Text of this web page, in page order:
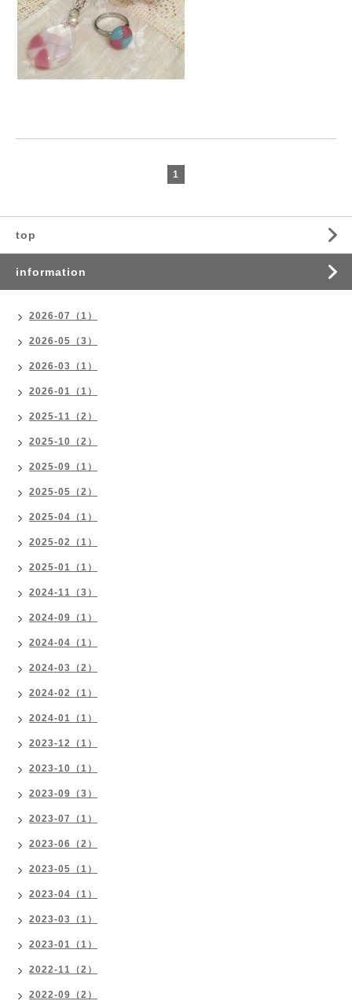
1
top
information
2026-07（1）
2026-05（3）
2026-03（1）
2026-01（1）
2025-11（2）
2025-10（2）
2025-09（1）
2025-05（2）
2025-04（1）
2025-02（1）
2025-01（1）
2024-11（3）
2024-09（1）
2024-04（1）
2024-03（2）
2024-02（1）
2024-01（1）
2023-12（1）
2023-10（1）
2023-09（3）
2023-07（1）
2023-06（2）
2023-05（1）
2023-04（1）
2023-03（1）
2023-01（1）
2022-11（2）
2022-09（2）